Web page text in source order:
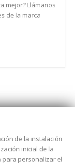
mejor? Llámanos
de la marca
de la instalación
inicial de la
para personalizar el